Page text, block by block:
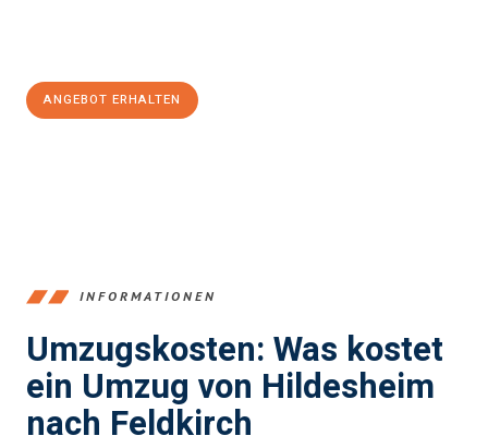
ANGEBOT ERHALTEN
INFORMATIONEN
Umzugskosten: Was kostet
ein Umzug von Hildesheim
nach Feldkirch